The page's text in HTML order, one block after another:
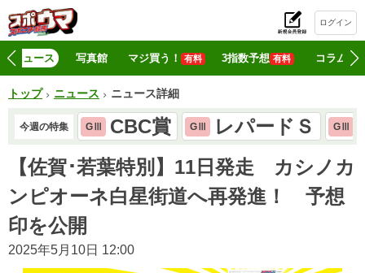
ログイン
ニュース 写真館 マジ買う！ 有料 3指数予想 有料 コラム
トップ ニュース ニュース詳細
今週の特集 GⅢ CBC賞 GⅢ レパードＳ GⅢ
【佐賀･若葉特別】11日発走 カシノカ
ンピオーネ白星街道へ再発進！ 予想
印を公開
2025年5月10日 12:00